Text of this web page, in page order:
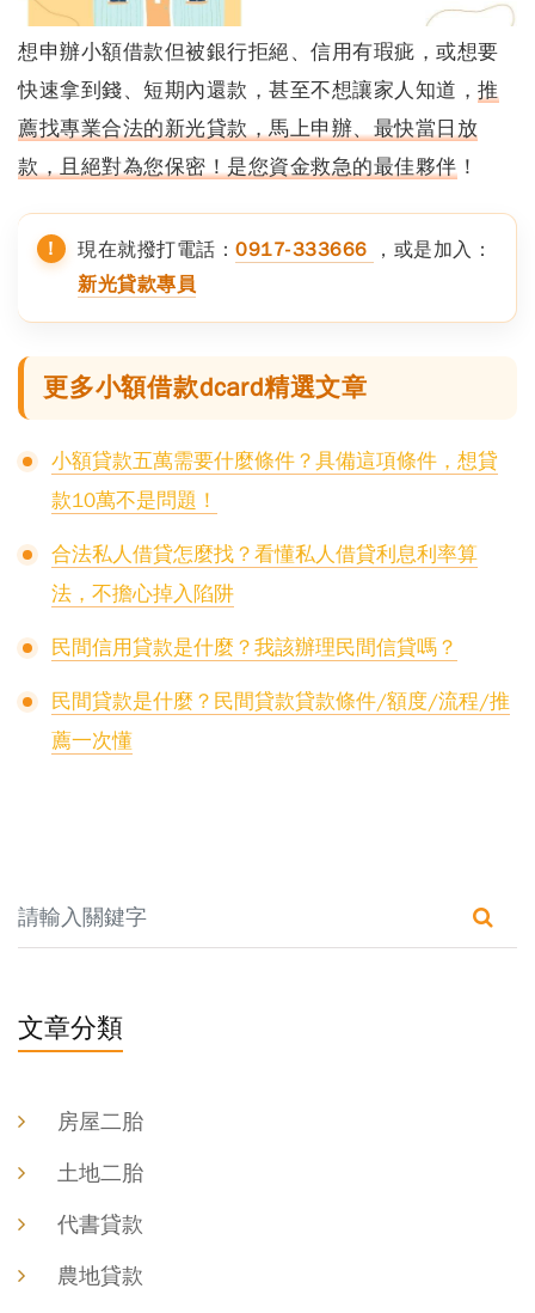
想申辦小額借款但被銀行拒絕、信用有瑕疵，或想要
快速拿到錢、短期內還款，甚至不想讓家人知道， 推
薦找專業合法的新光貸款，馬上申辦、最快當日放
款，且絕對為您保密！是您資金救急的最佳夥伴！
現在就撥打電話： 0917-333666
，或是加入：
新光貸款專員
更多小額借款dcard精選文章
小額貸款五萬需要什麼條件？具備這項條件，想貸
款10萬不是問題！
合法私人借貸怎麼找？看懂私人借貸利息利率算
法，不擔心掉入陷阱
民間信用貸款是什麼？我該辦理民間信貸嗎？
民間貸款是什麼？民間貸款貸款條件/額度/流程/推
薦一次懂
文章分類
房屋二胎
土地二胎
代書貸款
農地貸款